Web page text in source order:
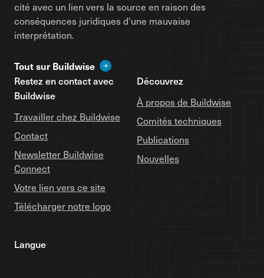
cité avec un lien vers la source en raison des
conséquences juridiques d'une mauvaise
interprétation.
Tout sur Buildwise
Restez en contact avec
Buildwise
Travailler chez Buildwise
Contact
Newsletter Buildwise
Connect
Votre lien vers ce site
Télécharger notre logo
Découvrez
À propos de Buildwise
Comités techniques
Publications
Nouvelles
Langue